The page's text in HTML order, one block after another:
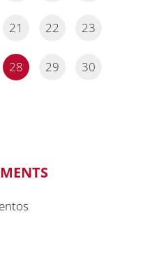
21 22 23
28 29 30